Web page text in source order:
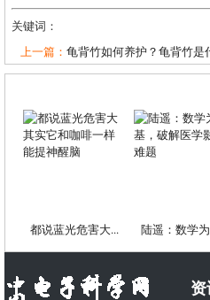
关键词：
上一篇： 龟背竹如何养护？龟背竹是
都说蓝光危害大... 陆遥：数学